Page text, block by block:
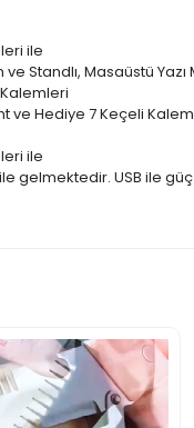
ile
ve Standlı, Masaüstü
Kalemleri
ve Hediye 7 Keçeli Kalem
ile
gelmektedir. USB ile